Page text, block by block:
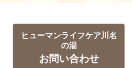
ヒューマンライフケア川名
の湯
お問い合わせ